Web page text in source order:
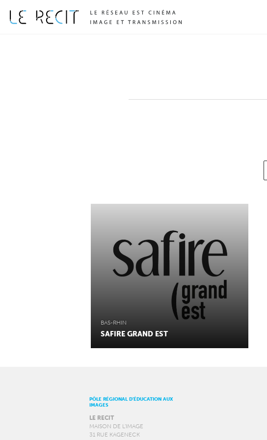
BAS-RHIN
SAFIRE GRAND EST
PÔLE RÉGIONAL D’ÉDUCATION AUX
IMAGES
LE RECIT
MAISON DE L’IMAGE
31 RUE KAGENECK